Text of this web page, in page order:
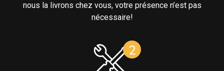
nous la livrons chez vous, votre présence n’est pas
nécessaire!